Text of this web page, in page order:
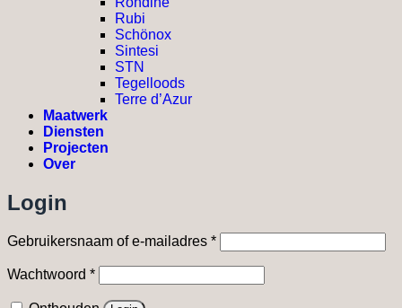
Rubi
Schönox
Sintesi
STN
Tegelloods
Terre d’Azur
Maatwerk
Diensten
Projecten
Over
Login
Gebruikersnaam of e-mailadres *Vereist
Wachtwoord *Vereist